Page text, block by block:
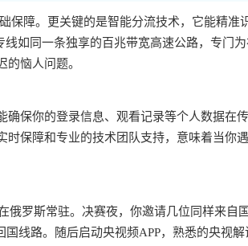
保障。更关键的是智能分流技术，它能精准
如同一条独享的百兆带宽高速公路，专门
恼人问题。
保你的登录信息、观看记录等个人数据在
保障和专业的技术团队支持，意味着当你
俄罗斯常驻。决赛夜，你邀请几位同样来自
线路。随后启动央视频APP，熟悉的央视解